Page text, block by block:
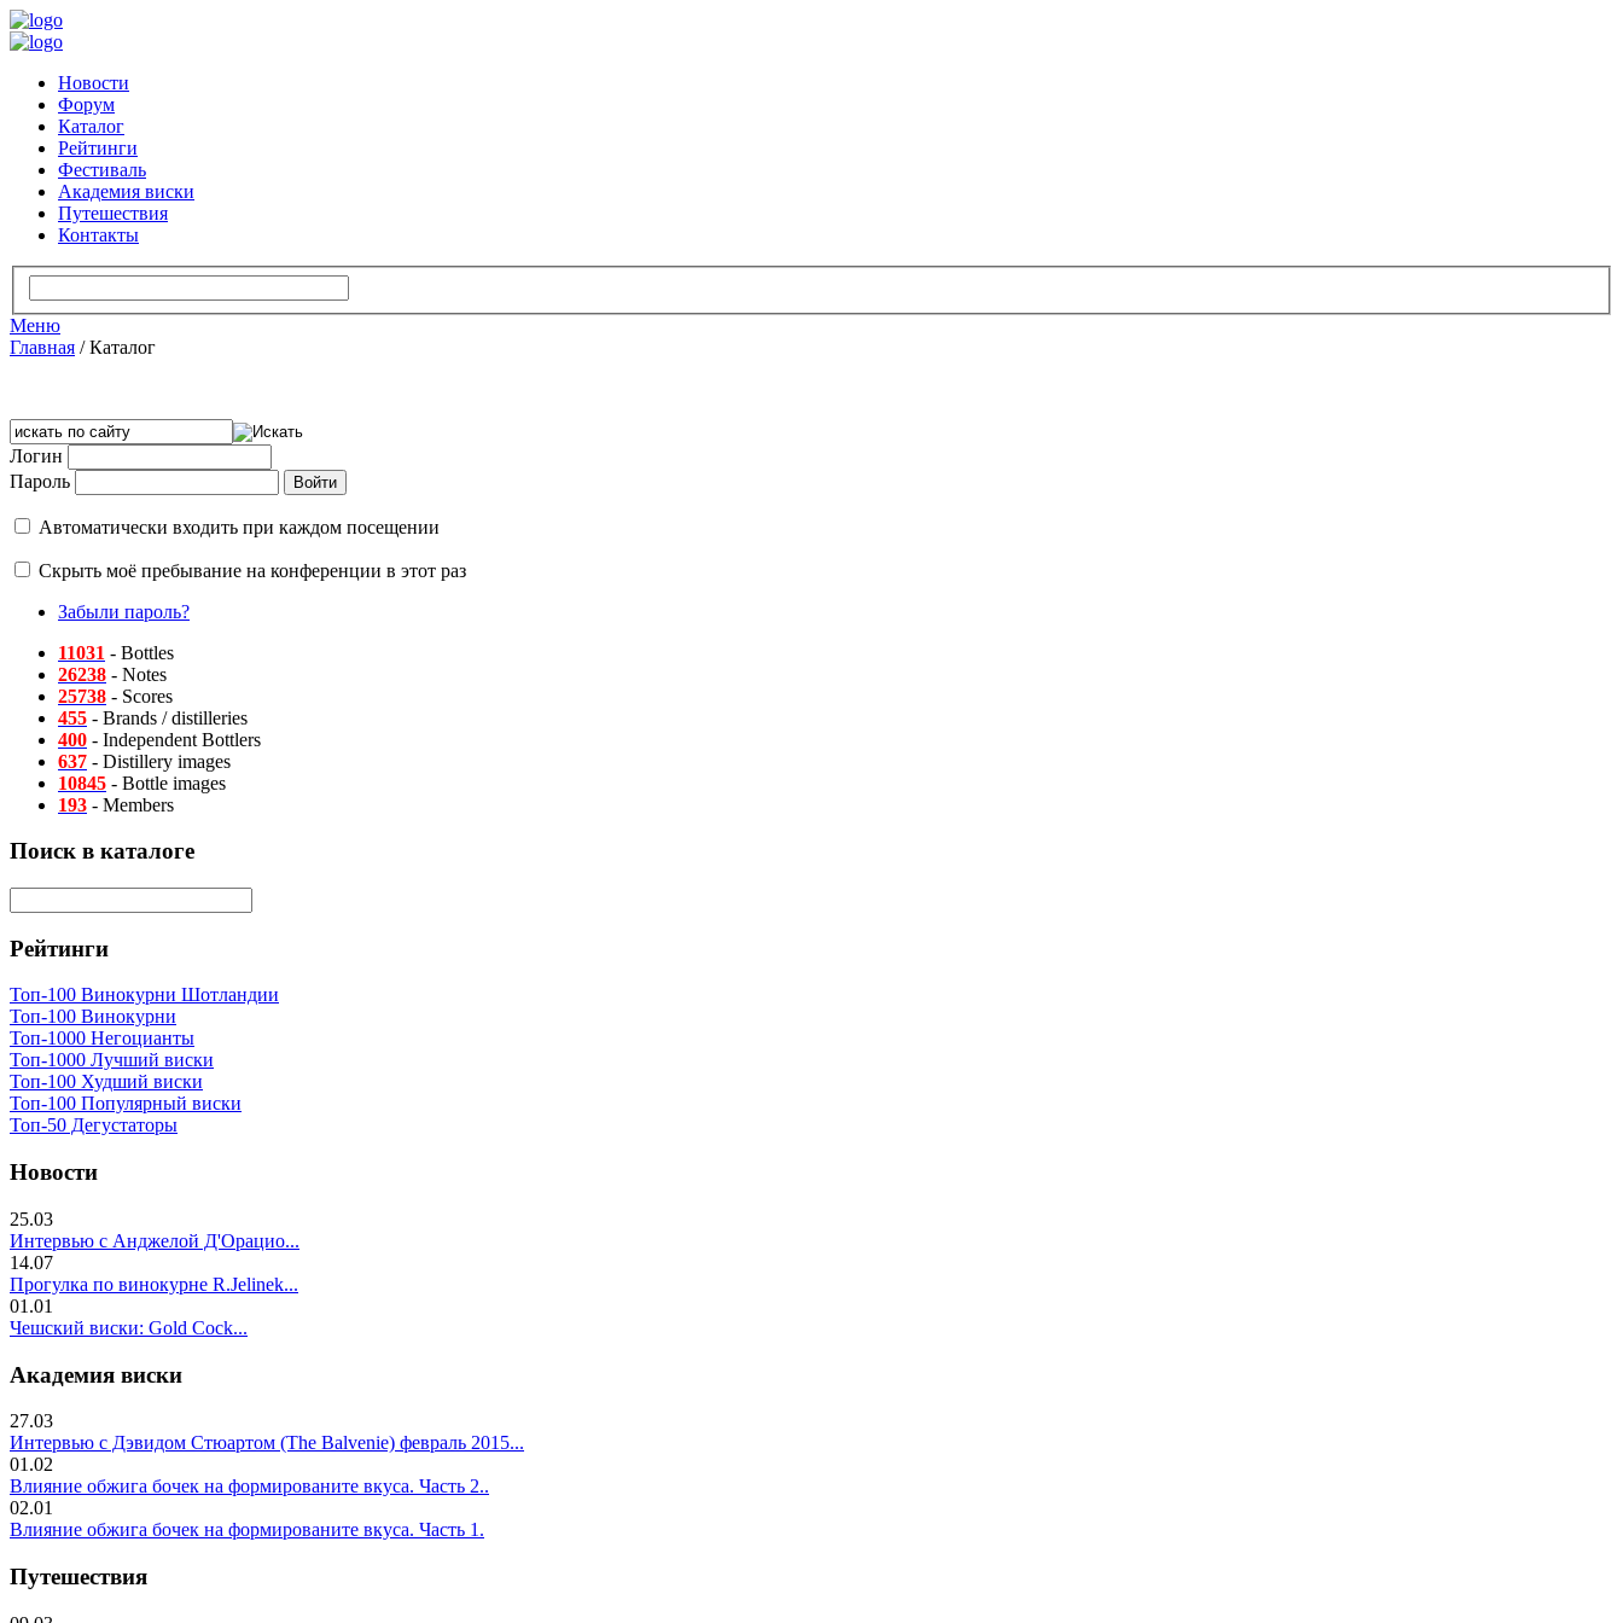
Новости
Форум
Каталог
Рейтинги
Фестиваль
Академия виски
Путешествия
Контакты
Меню
Главная /Каталог
Логин
Пароль
Автоматически входить при каждом посещении
Скрыть моё пребывание на конференции в этот раз
Забыли пароль?
11031 - Bottles
26238 - Notes
25738 - Scores
455 - Brands / distilleries
400 - Independent Bottlers
637 - Distillery images
10845 - Bottle images
193 - Members
Поиск в каталоге
Рейтинги
Топ-100 Винокурни Шотландии
Топ-100 Винокурни
Топ-1000 Негоцианты
Топ-1000 Лучший виски
Топ-100 Худший виски
Топ-100 Популярный виски
Топ-50 Дегустаторы
Новости
25.03
Интервью с Анджелой Д'Орацио...
14.07
Прогулка по винокурне R.Jelinek...
01.01
Чешский виски: Gold Cock...
Академия виски
27.03
Интервью с Дэвидом Стюартом (The Balvenie) февраль 2015...
01.02
Влияние обжига бочек на формированите вкуса. Часть 2..
02.01
Влияние обжига бочек на формированите вкуса. Часть 1.
Путешествия